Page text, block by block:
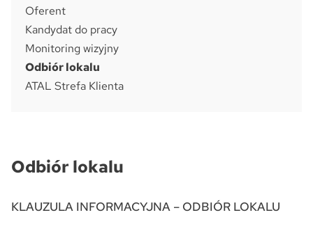
Oferent
Kandydat do pracy
Monitoring wizyjny
Odbiór lokalu
ATAL Strefa Klienta
Odbiór lokalu
KLAUZULA INFORMACYJNA – ODBIÓR LOKALU
NOWOŚĆ
ATAL Ruczaj w Krakowie
Skwer Witosa w Piastowie